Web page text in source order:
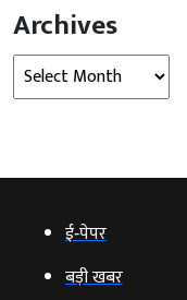
Archives
Archives
ई‑पेपर
बड़ी खबर